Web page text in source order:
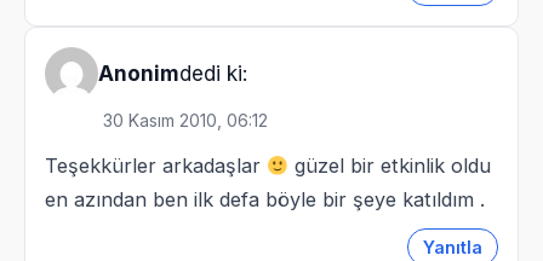
Anonimdedi ki:
30 Kasım 2010, 06:12
Teşekkürler arkadaşlar
güzel bir etkinlik oldu
en azından ben ilk defa böyle bir şeye katıldım .
Yanıtla